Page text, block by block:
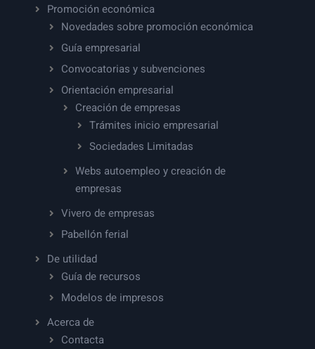
Promoción económica
Novedades sobre promoción económica
Guía empresarial
Convocatorias y subvenciones
Orientación empresarial
Creación de empresas
Trámites inicio empresarial
Sociedades Limitadas
Webs autoempleo y creación de
empresas
Vivero de empresas
Pabellón ferial
De utilidad
Guía de recursos
Modelos de impresos
Acerca de
Contacta